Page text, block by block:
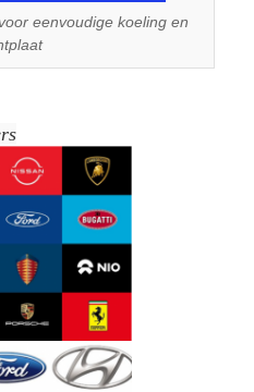
eenvoudige koeling en